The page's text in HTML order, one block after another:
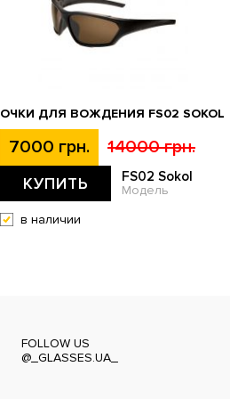
ОЧКИ ДЛЯ ВОЖДЕНИЯ FS02 SOKOL
7000 грн. 14000 грн.
КУПИТЬ FS02 Sokol
Модель
в наличии
FOLLOW US
@_GLASSES.UA_